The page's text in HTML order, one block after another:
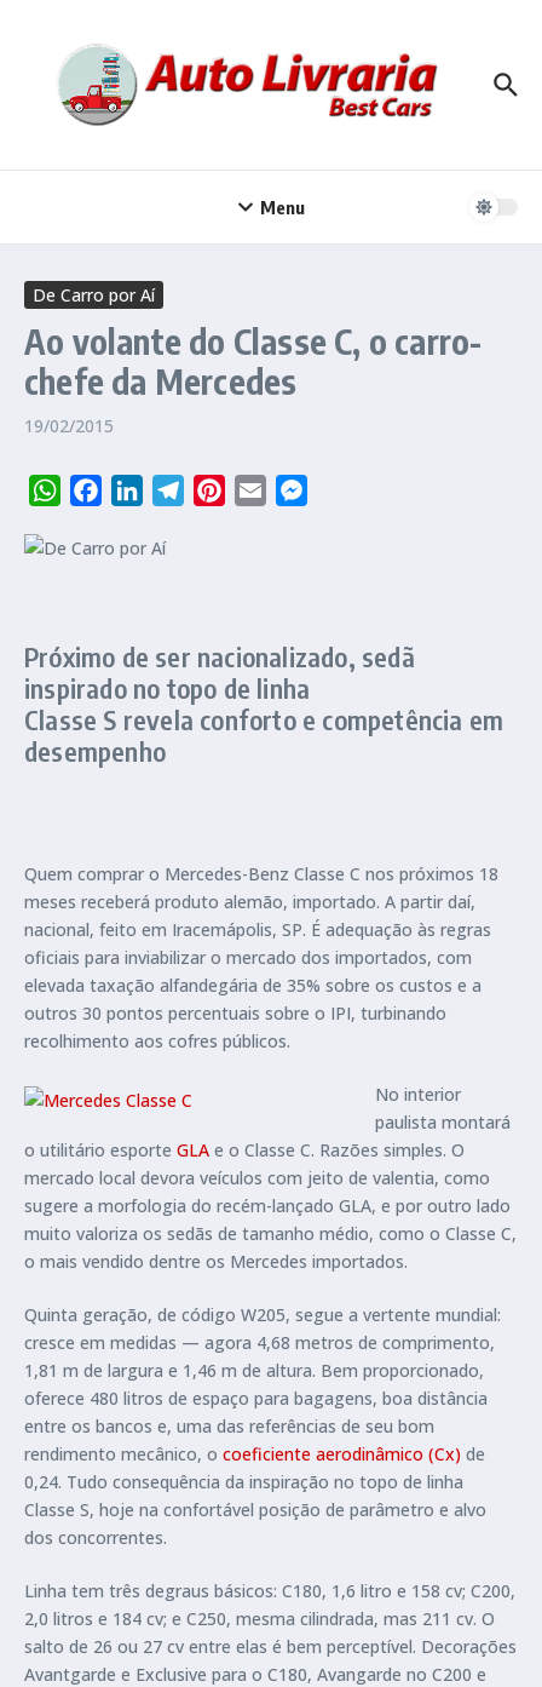
Menu
De Carro por Aí
Ao volante do Classe C, o carro-
chefe da Mercedes
19/02/2015
WhatsAppFacebookLinkedInTelegramPinterest
Email
Próximo de ser nacionalizado, sedã
inspirado no topo de linha
Classe S revela conforto e competência em
desempenho
Quem comprar o Mercedes-Benz Classe C nos próximos 18
meses receberá produto alemão, importado. A partir daí,
nacional, feito em Iracemápolis, SP. É adequação às regras
oficiais para inviabilizar o mercado dos importados, com
elevada taxação alfandegária de 35% sobre os custos e a
outros 30 pontos percentuais sobre o IPI, turbinando
recolhimento aos cofres públicos.
No interior
paulista montará
o utilitário esporte GLA e o Classe C. Razões simples. O
mercado local devora veículos com jeito de valentia, como
sugere a morfologia do recém-lançado GLA, e por outro lado
muito valoriza os sedãs de tamanho médio, como o Classe C,
o mais vendido dentre os Mercedes importados.
Quinta geração, de código W205, segue a vertente mundial:
cresce em medidas — agora 4,68 metros de comprimento,
1,81 m de largura e 1,46 m de altura. Bem proporcionado,
oferece 480 litros de espaço para bagagens, boa distância
entre os bancos e, uma das referências de seu bom
rendimento mecânico, o coeficiente aerodinâmico (Cx) de
0,24. Tudo consequência da inspiração no topo de linha
Classe S, hoje na confortável posição de parâmetro e alvo
dos concorrentes.
Linha tem três degraus básicos: C180, 1,6 litro e 158 cv; C200,
2,0 litros e 184 cv; e C250, mesma cilindrada, mas 211 cv. O
salto de 26 ou 27 cv entre elas é bem perceptível. Decorações
Avantgarde e Exclusive para o C180, Avangarde no C200 e